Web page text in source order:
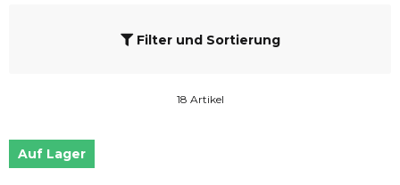
Filter und Sortierung
18 Artikel
Auf Lager